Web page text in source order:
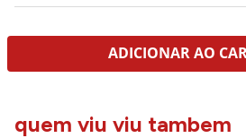
ADICIONAR AO
quem viu viu tambem